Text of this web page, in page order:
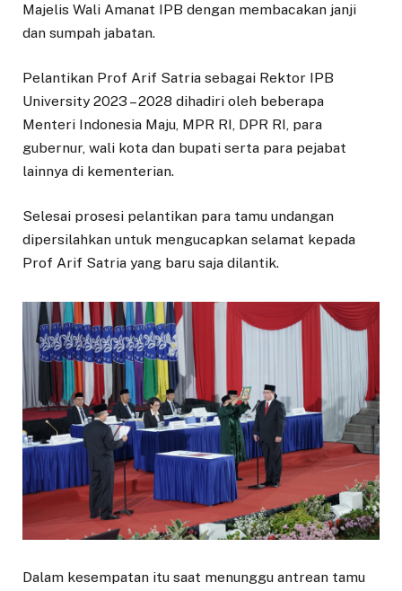
Majelis Wali Amanat IPB dengan membacakan janji
dan sumpah jabatan.
Pelantikan Prof Arif Satria sebagai Rektor IPB
University 2023 – 2028 dihadiri oleh beberapa
Menteri Indonesia Maju, MPR RI, DPR RI, para
gubernur, wali kota dan bupati serta para pejabat
lainnya di kementerian.
Selesai prosesi pelantikan para tamu undangan
dipersilahkan untuk mengucapkan selamat kepada
Prof Arif Satria yang baru saja dilantik.
Dalam kesempatan itu saat menunggu antrean tamu